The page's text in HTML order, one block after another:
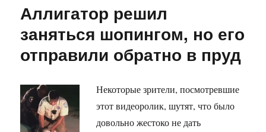
Аллигатор решил
заняться шопингом, но его
отправили обратно в пруд
Некоторые зрители, посмотревшие
этот видеоролик, шутят, что было
довольно жестоко не дать